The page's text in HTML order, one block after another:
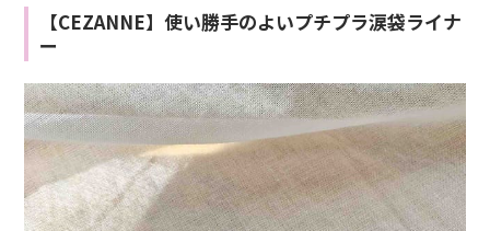
【CEZANNE】使い勝手のよいプチプラ涙袋ライナ
ー